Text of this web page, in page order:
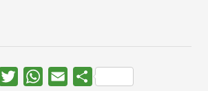
FacebookTwitterWhatsApp
Email Share